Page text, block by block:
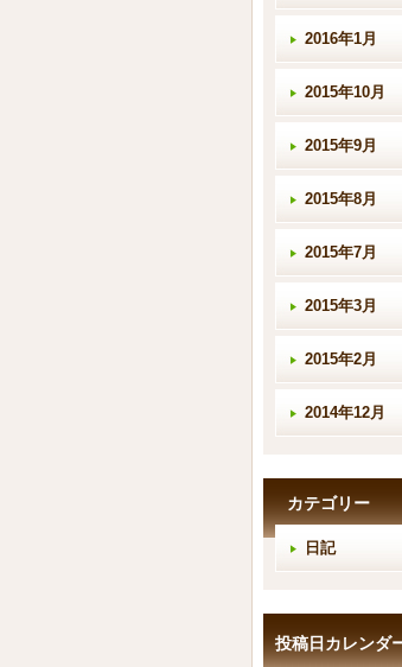
2016年1月
2015年10月
2015年9月
2015年8月
2015年7月
2015年3月
2015年2月
2014年12月
カテゴリー
日記
投稿日カレンダ